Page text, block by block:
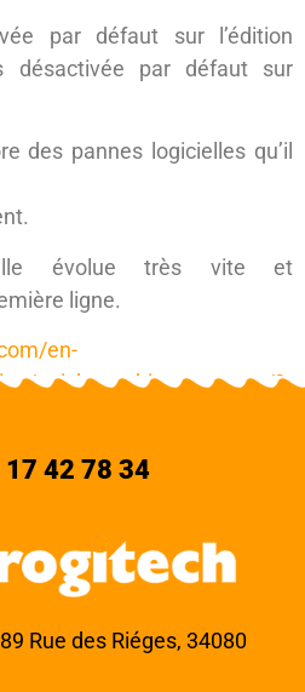
par défaut sur l’édition
désactivée par défaut sur
des pannes logicielles qu’il
évolue très vite et
ligne.
en-
quick-machine-recovery/?
17 42 78 34
Rue des Riéges, 34080